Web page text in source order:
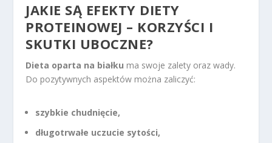
JAKIE SĄ EFEKTY DIETY
PROTEINOWEJ – KORZYŚCI I
SKUTKI UBOCZNE?
Dieta oparta na białku ma swoje zalety oraz wady.
Do pozytywnych aspektów można zaliczyć:
szybkie chudnięcie,
długotrwałe uczucie sytości,